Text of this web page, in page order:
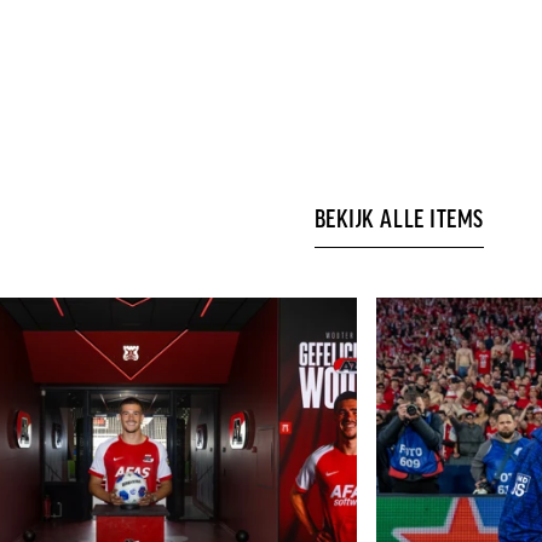
BEKIJK ALLE ITEMS